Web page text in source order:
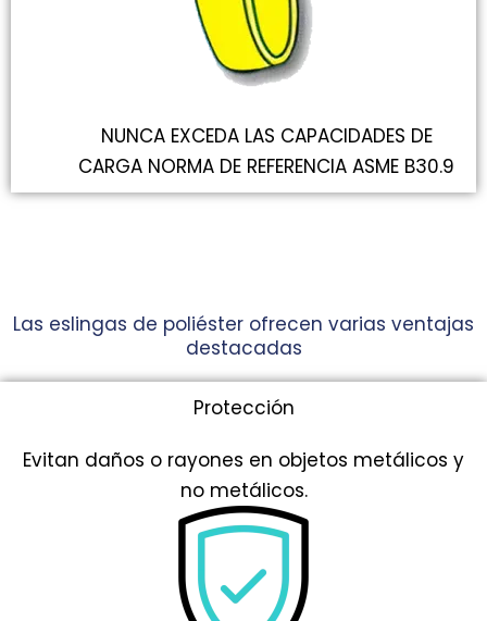
NUNCA EXCEDA LAS CAPACIDADES DE
CARGA NORMA DE REFERENCIA ASME B30.9
Las eslingas de poliéster ofrecen varias ventajas
destacadas
Protección
Evitan daños o rayones en objetos metálicos y
no metálicos.